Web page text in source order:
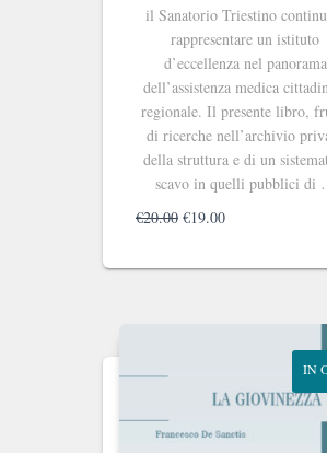
il Sanatorio Triestino
rappresentare un istituto
d’eccellenza nel panorama
dell’assistenza medica
regionale. Il presente libro,
di ricerche nell’archivio
della struttura e di un
scavo in quelli pubblici di
€20.00 Il
€19.00Il
IN